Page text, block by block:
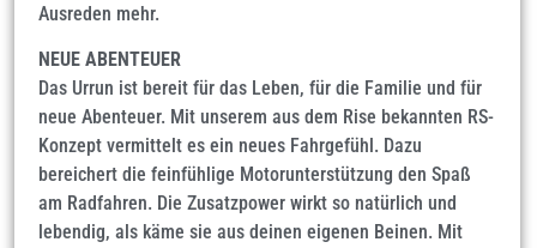
Ausreden mehr.
NEUE ABENTEUER
Das Urrun ist bereit für das Leben, für die Familie und für
neue Abenteuer. Mit unserem aus dem Rise bekannten RS-
Konzept vermittelt es ein neues Fahrgefühl. Dazu
bereichert die feinfühlige Motorunterstützung den Spaß
am Radfahren. Die Zusatzpower wirkt so natürlich und
lebendig, als käme sie aus deinen eigenen Beinen. Mit